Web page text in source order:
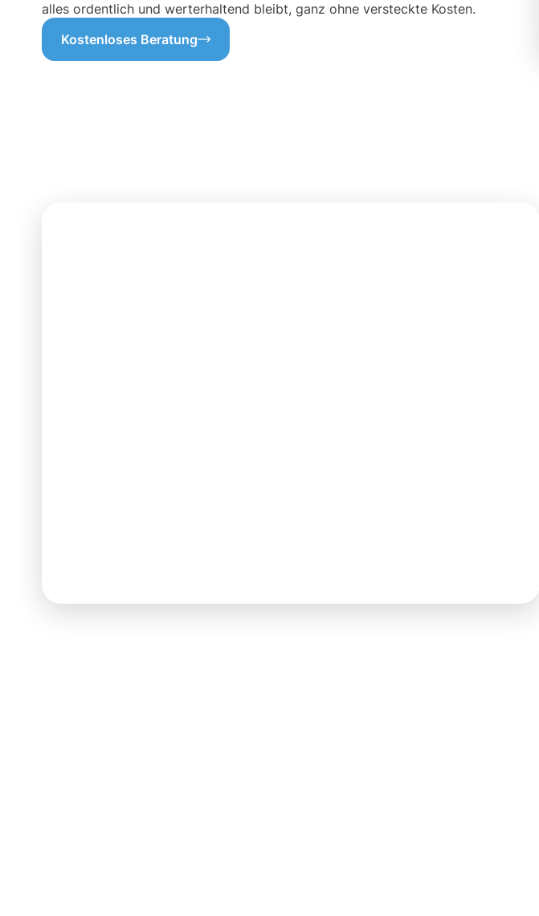
alles ordentlich und werterhaltend bleibt, ganz ohne versteckte Kosten.
Kostenloses Beratung